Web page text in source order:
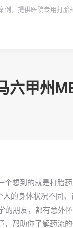
例，提供医院专用打
六甲州
个想到的就是打胎
的身体状况不同
的朋友，都有意外
，帮助你了解药流